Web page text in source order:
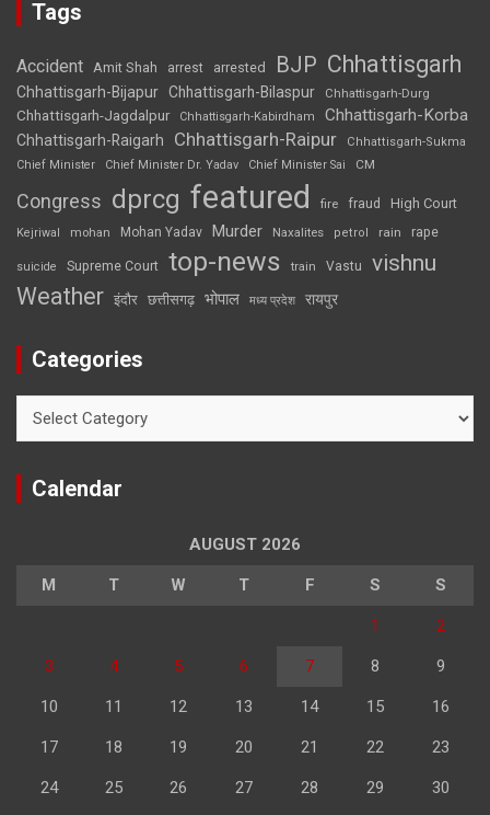
Tags
Accident Amit Shah arrest arrested BJP Chhattisgarh
Chhattisgarh-Bijapur Chhattisgarh-Bilaspur Chhattisgarh-Durg
Chhattisgarh-Jagdalpur Chhattisgarh-Kabirdham Chhattisgarh-Korba
Chhattisgarh-Raigarh Chhattisgarh-Raipur
Chhattisgarh-Sukma
Chief Minister
Chief Minister Dr. Yadav Chief Minister Sai CM
Congress dprcg featured fire fraud High Court
Kejriwal mohan Mohan Yadav Murder Naxalites petrol rain rape
suicide Supreme Court top-news train Vastu vishnu
Weather इंदौर छत्तीसगढ़ भोपाल मध्य प्रदेश रायपुर
Categories
Calendar
AUGUST 2026
M T W T F S S
1 2
3 4 5 6 7 8 9
10 11 12 13 14 15 16
17 18 19 20 21 22 23
24 25 26 27 28 29 30